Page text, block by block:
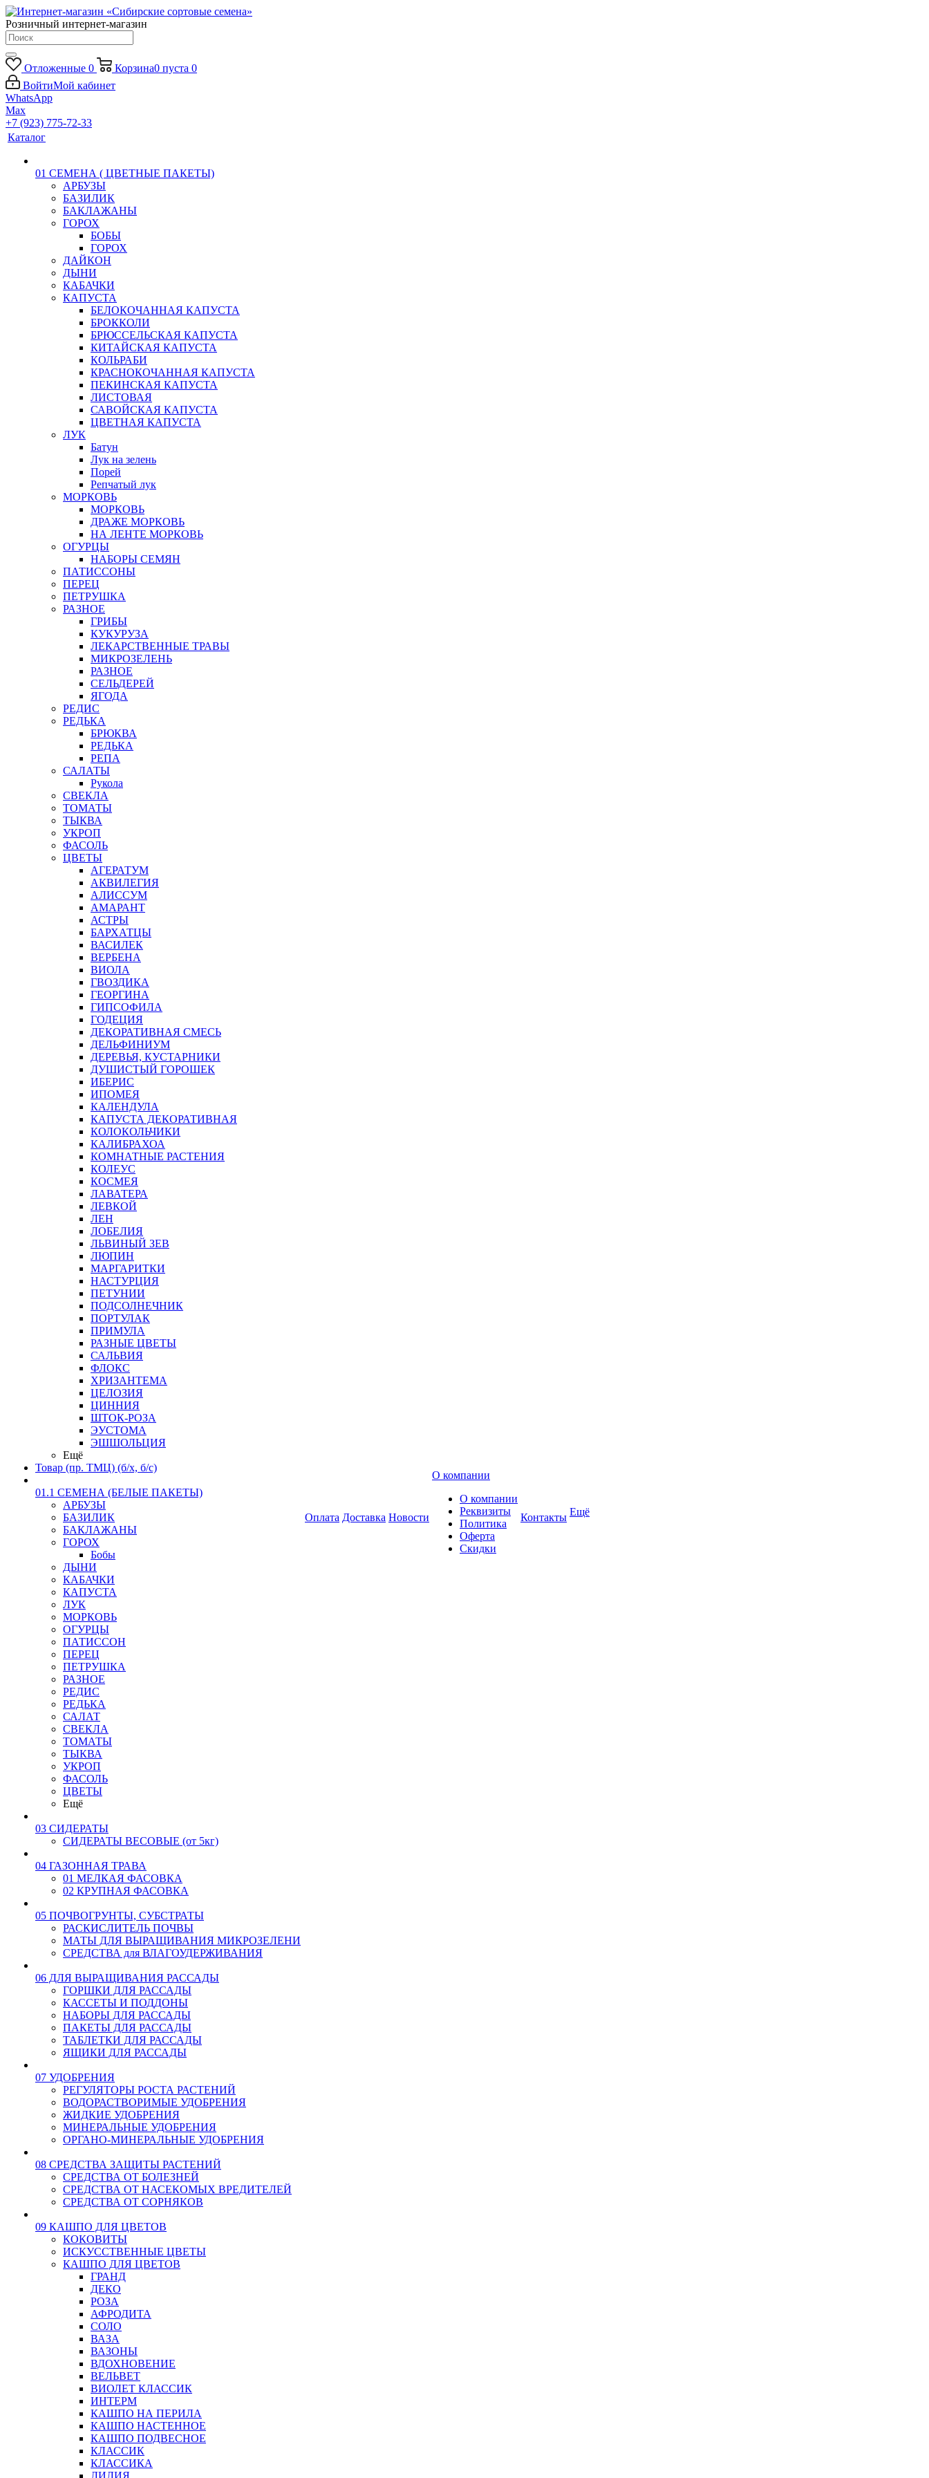
Розничный интернет-магазин
Отложенные 0 Корзина0 пуста 0
ВойтиМой кабинет
WhatsApp
Max
+7 (923) 775-72-33
Каталог
01 СЕМЕНА ( ЦВЕТНЫЕ ПАКЕТЫ)
АРБУЗЫ
БАЗИЛИК
БАКЛАЖАНЫ
ГОРОХ
БОБЫ
ГОРОХ
ДАЙКОН
ДЫНИ
КАБАЧКИ
КАПУСТА
БЕЛОКОЧАННАЯ КАПУСТА
БРОККОЛИ
БРЮССЕЛЬСКАЯ КАПУСТА
КИТАЙСКАЯ КАПУСТА
КОЛЬРАБИ
КРАСНОКОЧАННАЯ КАПУСТА
ПЕКИНСКАЯ КАПУСТА
ЛИСТОВАЯ
САВОЙСКАЯ КАПУСТА
ЦВЕТНАЯ КАПУСТА
ЛУК
Батун
Лук на зелень
Порей
Репчатый лук
МОРКОВЬ
МОРКОВЬ
ДРАЖЕ МОРКОВЬ
НА ЛЕНТЕ МОРКОВЬ
ОГУРЦЫ
НАБОРЫ СЕМЯН
ПАТИССОНЫ
ПЕРЕЦ
ПЕТРУШКА
РАЗНОЕ
ГРИБЫ
КУКУРУЗА
ЛЕКАРСТВЕННЫЕ ТРАВЫ
МИКРОЗЕЛЕНЬ
РАЗНОЕ
СЕЛЬДЕРЕЙ
ЯГОДА
РЕДИС
РЕДЬКА
БРЮКВА
РЕДЬКА
РЕПА
САЛАТЫ
Рукола
СВЕКЛА
ТОМАТЫ
ТЫКВА
УКРОП
ФАСОЛЬ
ЦВЕТЫ
АГЕРАТУМ
АКВИЛЕГИЯ
АЛИССУМ
АМАРАНТ
АСТРЫ
БАРХАТЦЫ
ВАСИЛЕК
ВЕРБЕНА
ВИОЛА
ГВОЗДИКА
ГЕОРГИНА
ГИПСОФИЛА
ГОДЕЦИЯ
ДЕКОРАТИВНАЯ СМЕСЬ
ДЕЛЬФИНИУМ
ДЕРЕВЬЯ, КУСТАРНИКИ
ДУШИСТЫЙ ГОРОШЕК
ИБЕРИС
ИПОМЕЯ
КАЛЕНДУЛА
КАПУСТА ДЕКОРАТИВНАЯ
КОЛОКОЛЬЧИКИ
КАЛИБРАХОА
КОМНАТНЫЕ РАСТЕНИЯ
КОЛЕУС
КОСМЕЯ
ЛАВАТЕРА
ЛЕВКОЙ
ЛЕН
ЛОБЕЛИЯ
ЛЬВИНЫЙ ЗЕВ
ЛЮПИН
МАРГАРИТКИ
НАСТУРЦИЯ
ПЕТУНИИ
ПОДСОЛНЕЧНИК
ПОРТУЛАК
ПРИМУЛА
РАЗНЫЕ ЦВЕТЫ
САЛЬВИЯ
ФЛОКС
ХРИЗАНТЕМА
ЦЕЛОЗИЯ
ЦИННИЯ
ШТОК-РОЗА
ЭУСТОМА
ЭШШОЛЬЦИЯ
Ещё
Товар (пр. ТМЦ) (б/х, б/с)
01.1 СЕМЕНА (БЕЛЫЕ ПАКЕТЫ)
АРБУЗЫ
БАЗИЛИК
БАКЛАЖАНЫ
ГОРОХ
Бобы
ДЫНИ
КАБАЧКИ
КАПУСТА
ЛУК
МОРКОВЬ
ОГУРЦЫ
ПАТИССОН
ПЕРЕЦ
ПЕТРУШКА
РАЗНОЕ
РЕДИС
РЕДЬКА
САЛАТ
СВЕКЛА
ТОМАТЫ
ТЫКВА
УКРОП
ФАСОЛЬ
ЦВЕТЫ
Ещё
03 СИДЕРАТЫ
СИДЕРАТЫ ВЕСОВЫЕ (от 5кг)
04 ГАЗОННАЯ ТРАВА
01 МЕЛКАЯ ФАСОВКА
02 КРУПНАЯ ФАСОВКА
05 ПОЧВОГРУНТЫ, СУБСТРАТЫ
РАСКИСЛИТЕЛЬ ПОЧВЫ
МАТЫ ДЛЯ ВЫРАЩИВАНИЯ МИКРОЗЕЛЕНИ
СРЕДСТВА для ВЛАГОУДЕРЖИВАНИЯ
06 ДЛЯ ВЫРАЩИВАНИЯ РАССАДЫ
ГОРШКИ ДЛЯ РАССАДЫ
КАССЕТЫ И ПОДДОНЫ
НАБОРЫ ДЛЯ РАССАДЫ
ПАКЕТЫ ДЛЯ РАССАДЫ
ТАБЛЕТКИ ДЛЯ РАССАДЫ
ЯЩИКИ ДЛЯ РАССАДЫ
07 УДОБРЕНИЯ
РЕГУЛЯТОРЫ РОСТА РАСТЕНИЙ
ВОДОРАСТВОРИМЫЕ УДОБРЕНИЯ
ЖИДКИЕ УДОБРЕНИЯ
МИНЕРАЛЬНЫЕ УДОБРЕНИЯ
ОРГАНО-МИНЕРАЛЬНЫЕ УДОБРЕНИЯ
08 СРЕДСТВА ЗАЩИТЫ РАСТЕНИЙ
СРЕДСТВА ОТ БОЛЕЗНЕЙ
СРЕДСТВА ОТ НАСЕКОМЫХ ВРЕДИТЕЛЕЙ
СРЕДСТВА ОТ СОРНЯКОВ
09 КАШПО ДЛЯ ЦВЕТОВ
КОКОВИТЫ
ИСКУССТВЕННЫЕ ЦВЕТЫ
КАШПО ДЛЯ ЦВЕТОВ
ГРАНД
ДЕКО
РОЗА
АФРОДИТА
СОЛО
ВАЗА
ВАЗОНЫ
ВДОХНОВЕНИЕ
ВЕЛЬВЕТ
ВИОЛЕТ КЛАССИК
ИНТЕРМ
КАШПО НА ПЕРИЛА
КАШПО НАСТЕННОЕ
КАШПО ПОДВЕСНОЕ
КЛАССИК
КЛАССИКА
ЛИЛИЯ
Оплата Доставка Новости
О компании
О компании
Реквизиты
Политика
Оферта
Скидки
Контакты Ещё